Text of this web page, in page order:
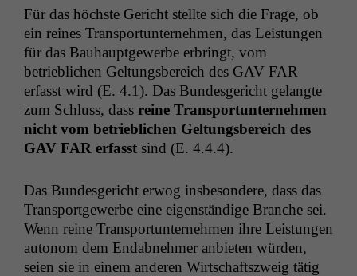
Für das höch­ste Gericht stellte sich die Frage, ob
ein reines Trans­portun­ternehmen, das Leis­tun­gen
für das Bauhaupt­gewerbe erbringt, vom
betrieblichen Gel­tungs­bere­ich des GAV FAR
erfasst wird (E. 4.1). Das Bun­des­gericht gelangte
zum Schluss, dass reine Trans­portun­ternehmen
nicht vom betrieblichen Gel­tungs­bere­ich des
GAV FAR erfasst sind (E. 4.4.4).
Das Bun­des­gericht erwog ins­beson­dere, dass das
Trans­port­gewerbe eine eigen­ständi­ge Branche sei.
Wenn reine Trans­portun­ternehmen ihre Leis­tun­gen
autonom dem End­ab­nehmer anbi­eten wür­den,
seien sie in einem anderen Wirtschaft­szweig tätig